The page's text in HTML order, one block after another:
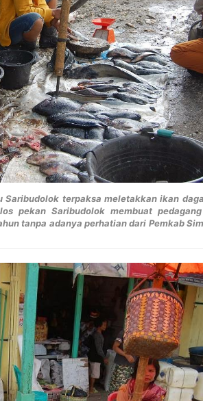
Saribudolok terpaksa meletakkan ikan
pekan Saribudolok membuat
tanpa adanya perhatian dari Pemkab